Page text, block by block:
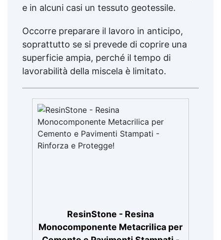
e in alcuni casi un tessuto geotessile.
Occorre preparare il lavoro in anticipo,
soprattutto se si prevede di coprire una
superficie ampia, perché il tempo di
lavorabilità della miscela è limitato.
ResinStone - Resina
Monocomponente Metacrilica per